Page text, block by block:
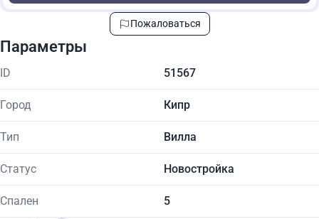
Пожаловаться
Параметры
ID 51567
Город Кипр
Тип Вилла
Статус Новостройка
Спален 5